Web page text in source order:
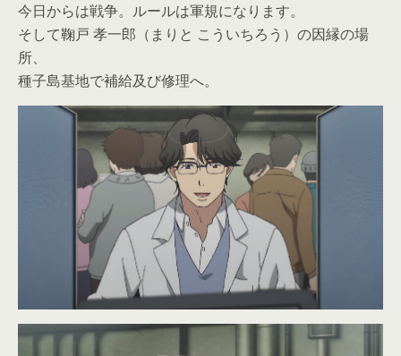
今日からは戦争。ルールは軍規になります。
そして鞠戸 孝一郎（まりと こういちろう）の因縁の場
所、
種子島基地で補給及び修理へ。